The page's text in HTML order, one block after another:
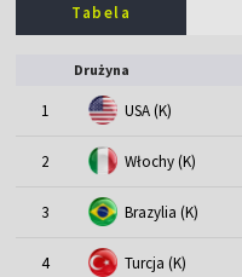
Tabela
Drużyna
1 USA (K)
2 Włochy (K)
3 Brazylia (K)
4 Turcja (K)